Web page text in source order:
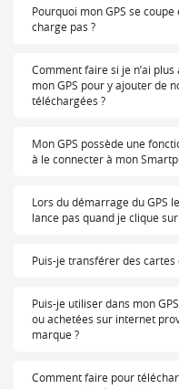
Pourquoi mon GPS se
charge pas ?
Comment faire si je n’ai plus
mon GPS pour y ajouter de
téléchargées ?
Mon GPS possède une
à le connecter à mon
Lors du démarrage du GPS
lance pas quand je clique
Puis-je transférer des cartes
Puis-je utiliser dans mon
ou achetées sur internet
marque ?
Comment faire pour